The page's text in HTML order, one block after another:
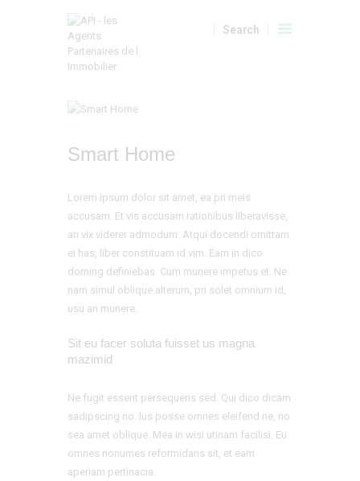
A VENDRE
LOCATIONS
API
Smart Home
Lorem ipsum dolor sit amet, ea pri meis
accusam. Et vis accusam rationibus liberavisse,
an vix viderer admodum. Atqui docendi omittam
ei has, liber constituam id vim. Eam in dico
doming definiebas. Cum munere impetus et. Ne
nam simul oblique alterum, pri solet omnium id,
usu an munere.
Sit eu facer soluta fuisset us magna
mazimid
Ne fugit essent persequeris sed. Qui dico dicam
sadipscing no. Ius posse omnes eleifend ne, no
sea amet oblique. Mea in wisi utinam facilisi. Eu
omnes nonumes reformidans sit, et eam
aperiam pertinacia.